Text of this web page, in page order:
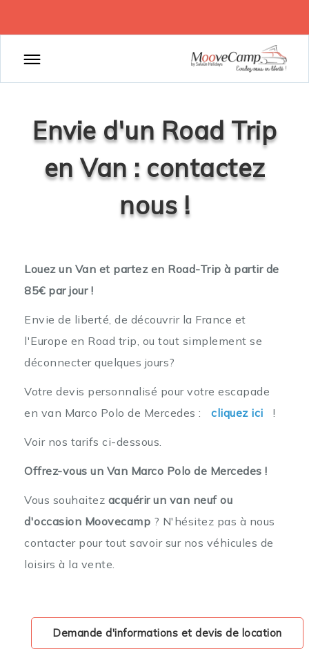
Envie d'un Road Trip
en Van : contactez
nous !
Louez un Van et partez en Road-Trip à partir de
85€ par jour !
Envie de liberté, de découvrir la France et
l'Europe en Road trip, ou tout simplement se
déconnecter quelques jours?
Votre devis personnalisé pour votre escapade
en van Marco Polo de Mercedes :
cliquez ici !
Voir nos tarifs ci-dessous.
Offrez-vous un Van Marco Polo de Mercedes !
Vous souhaitez acquérir un van neuf ou
d'occasion Moovecamp ? N'hésitez pas à nous
contacter pour tout savoir sur nos véhicules de
loisirs à la vente.
Demande d'informations et devis de location